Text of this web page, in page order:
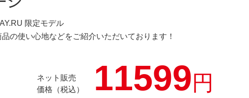
限定モデル
の使い心地などをご紹介いただいております！
ネット販売
価格（税込）
11599円